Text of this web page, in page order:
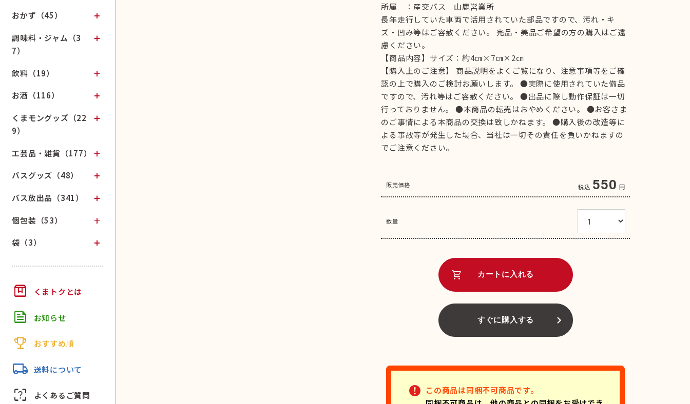
おかず（45）
調味料・ジャム（3
7）
飲料（19）
お酒（116）
くまモングッズ（22
9）
工芸品・雑貨（177）
バスグッズ（48）
バス放出品（341）
個包装（53）
袋（3）
box くまトクとは
feed お知らせ
trophy おすすめ順
local_shipping 送料について
indeterminate_question_box よくあるご質問
所属 ：産交バス 山鹿営業所
長年走行していた車両で活用されていた部品ですので、汚れ・キ
ズ・凹み等はご容赦ください。 完品・美品ご希望の方の購入はご遠
慮ください。
【商品内容】サイズ：約4㎝×7㎝×2㎝
【購入上のご注意】 商品説明をよくご覧になり、注意事項等をご確
認の上で購入のご検討お願いします。 ●実際に使用されていた備品
ですので、汚れ等はご容赦ください。 ●出品に際し動作保証は一切
行っておりません。 ●本商品の転売はおやめください。 ●お客さま
のご事情による本商品の交換は致しかねます。 ●購入後の改造等に
よる事故等が発生した場合、当社は一切その責任を負いかねますの
でご注意ください。
販売価格 税込 550 円
数量
shopping_cart カートに入れる
すぐに購入する
この商品は同梱不可商品です。